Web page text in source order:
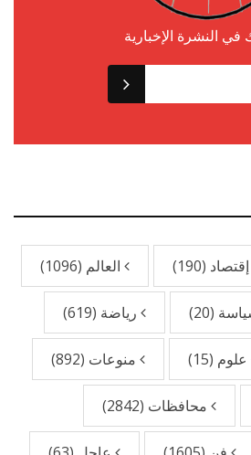
في النشرة الإخبارية
إقتصاد (190) العالم (1096)
(20) رياضة (619)
علوم (15) منوعات (892)
محافظات (2842)